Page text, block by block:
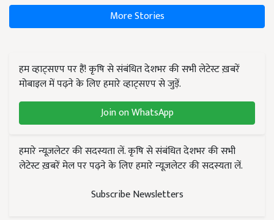
More Stories
हम व्हाट्सएप पर हैं! कृषि से संबंधित देशभर की सभी लेटेस्ट ख़बरें
मोबाइल में पढ़ने के लिए हमारे व्हाट्सएप से जुड़ें.
Join on WhatsApp
हमारे न्यूज़लेटर की सदस्यता लें. कृषि से संबंधित देशभर की सभी
लेटेस्ट ख़बरें मेल पर पढ़ने के लिए हमारे न्यूज़लेटर की सदस्यता लें.
Subscribe Newsletters